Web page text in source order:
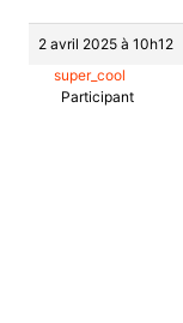
2 avril 2025 à 10h12
super_cool
Participant